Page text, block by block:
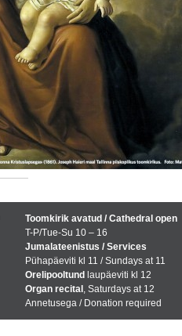
Toomkirik avatud / Cathedral open
T-P/Tue-Su 10 – 16
Jumalateenistus / Services
Pühapäeviti kl 11 / Sundays at 11
Orelipooltund laupäeviti kl 12
Organ recital , Saturdays at 12
Annetusega / Donation required